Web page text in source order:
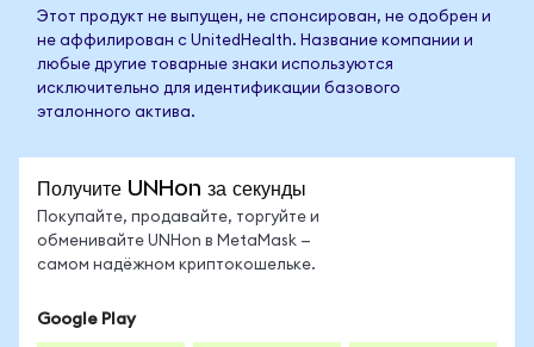
Этот продукт не выпущен, не спонсирован, не одобрен и
не аффилирован с UnitedHealth. Название компании и
любые другие товарные знаки используются
исключительно для идентификации базового
эталонного актива.
Получите UNHon за секунды
Покупайте, продавайте, торгуйте и
обменивайте UNHon в MetaMask —
самом надёжном криптокошельке.
Google Play